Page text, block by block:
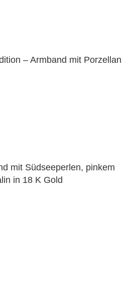
– Armband mit Porzellan
mit Südseeperlen, pinkem
in 18 K Gold